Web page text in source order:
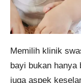
Memilih klinik
bayi bukan hanya
juga aspek